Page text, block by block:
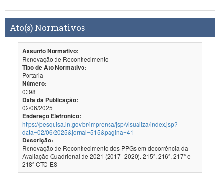
Ato(s) Normativos
Assunto Normativo:
Renovação de Reconhecimento
Tipo de Ato Normativo:
Portaria
Número:
0398
Data da Publicação:
02/06/2025
Endereço Eletrônico:
https://pesquisa.in.gov.br/imprensa/jsp/visualiza/index.jsp?
data=02/06/2025&jornal=515&pagina=41
Descrição:
Renovação de Reconhecimento dos PPGs em decorrência da
Avaliação Quadrienal de 2021 (2017- 2020). 215ª, 216ª, 217ª e
218ª CTC-ES